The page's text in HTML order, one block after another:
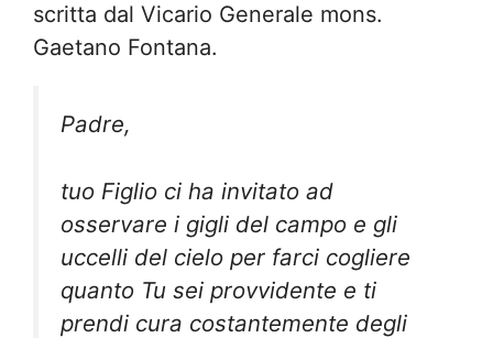
scritta dal Vicario Generale mons.
Gaetano Fontana.
Padre,
tuo Figlio ci ha invitato ad
osservare i gigli del campo e gli
uccelli del cielo per farci cogliere
quanto Tu sei provvidente e ti
prendi cura costantemente degli